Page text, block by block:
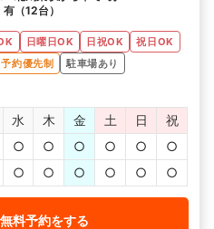
（12台）
日曜日OK 日祝OK
祝日OK
予約優先制
駐車場あり
水 木 金 土 日
祝
○ ○ ○ ○ ○
○
○ ○ ○ ○ ○ ○
料予約をする